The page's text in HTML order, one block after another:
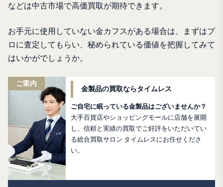
などは中古市場で高価買取が期待できます。
お手元に使用していない金カフスがある場合は、まずはプ
ロに査定してもらい、秘められている価値を把握してみて
はいかがでしょうか。
ご案内
金製品の買取ならタイムレス
ご自宅に眠っている金製品はございませんか？
大手百貨店やショッピングモールに店舗を展開
し、信頼と実績の買取でご好評をいただいてい
る総合買取サロン タイムレスにお任せくださ
い。